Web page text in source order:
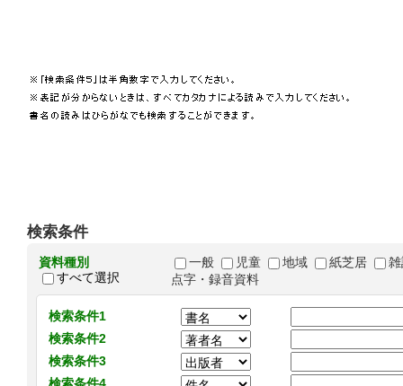
検索条件
資料種別
すべて選択
一般 児童 地域 紙芝居
点字・録音資料
検索条件1
検索条件2
検索条件3